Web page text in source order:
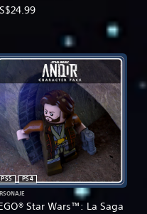
original: US$14.99.
De Skywalker
Star Wars™: La Saga
PS5
PS4